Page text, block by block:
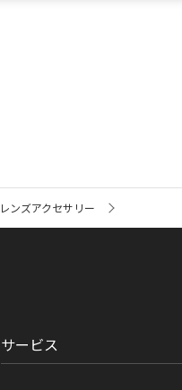
レンズアクセサリー
サービス